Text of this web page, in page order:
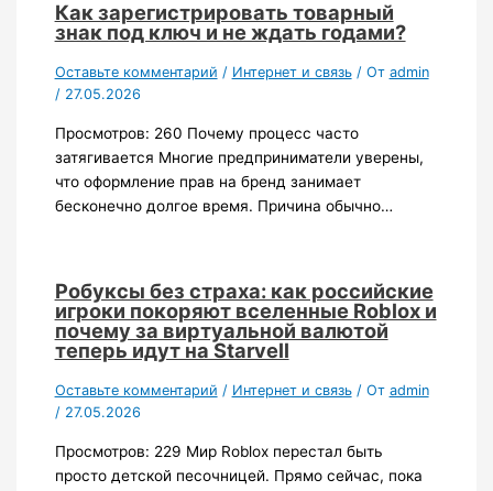
Как зарегистрировать товарный
знак под ключ и не ждать годами?
Оставьте комментарий / Интернет и связь/ От admin
/ 27.05.2026
Просмотров: 260 Почему процесс часто
затягивается Многие предприниматели уверены,
что оформление прав на бренд занимает
бесконечно долгое время. Причина обычно…
Робуксы без страха: как российские
игроки покоряют вселенные Roblox и
почему за виртуальной валютой
теперь идут на Starvell
Оставьте комментарий / Интернет и связь/ От admin
/ 27.05.2026
Просмотров: 229 Мир Roblox перестал быть
просто детской песочницей. Прямо сейчас, пока